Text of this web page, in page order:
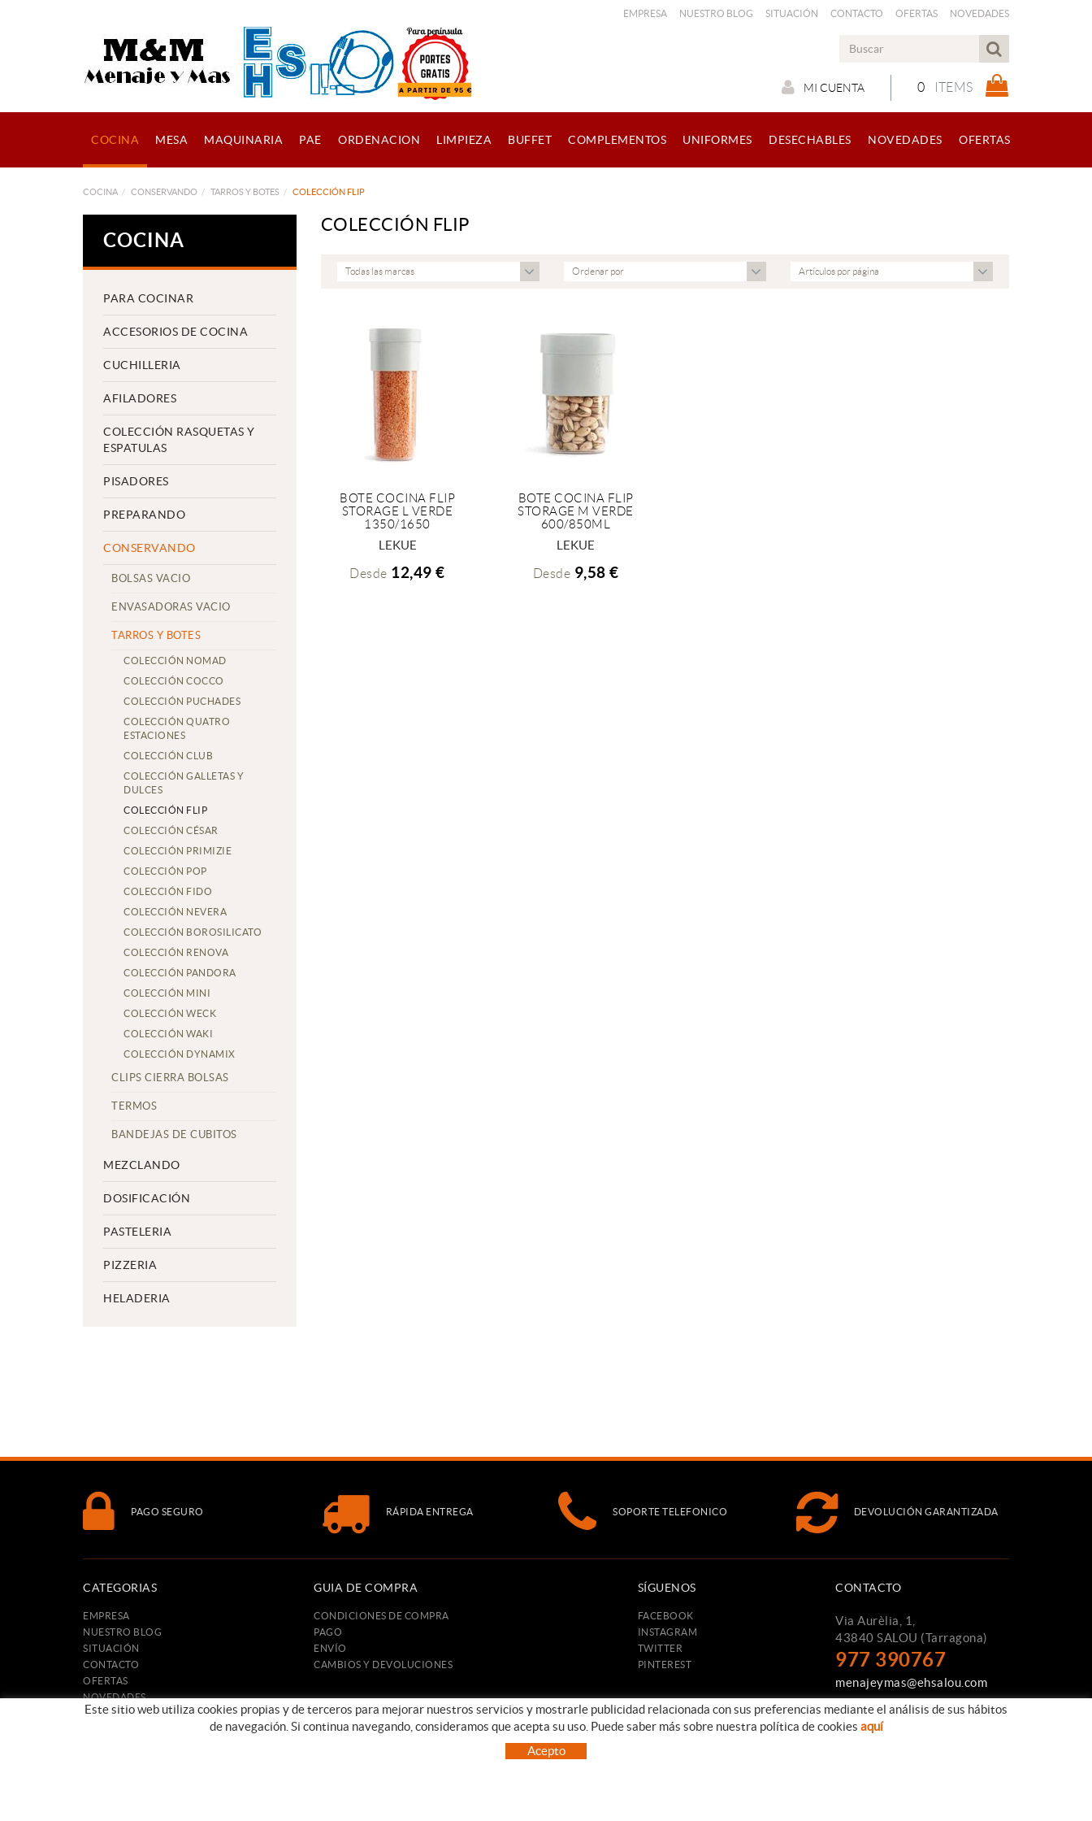
EMPRESA NUESTRO BLOG SITUACIÓN CONTACTO OFERTAS NOVEDADES
0 ITEMS
MI CUENTA
COCINA MESA MAQUINARIA PAE ORDENACION LIMPIEZA BUFFET COMPLEMENTOS UNIFORMES DESECHABLES NOVEDADES OFERTAS
COCINA CONSERVANDO TARROS Y BOTES COLECCIÓN FLIP
COCINA
PARA COCINAR
ACCESORIOS DE COCINA
CUCHILLERIA
AFILADORES
COLECCIÓN RASQUETAS Y
ESPATULAS
PISADORES
PREPARANDO
CONSERVANDO
BOLSAS VACIO
ENVASADORAS VACIO
TARROS Y BOTES
COLECCIÓN NOMAD
COLECCIÓN COCCO
COLECCIÓN PUCHADES
COLECCIÓN QUATRO
ESTACIONES
COLECCIÓN CLUB
COLECCIÓN GALLETAS Y
DULCES
COLECCIÓN FLIP
COLECCIÓN CÉSAR
COLECCIÓN PRIMIZIE
COLECCIÓN POP
COLECCIÓN FIDO
COLECCIÓN NEVERA
COLECCIÓN BOROSILICATO
COLECCIÓN RENOVA
COLECCIÓN PANDORA
COLECCIÓN MINI
COLECCIÓN WECK
COLECCIÓN WAKI
COLECCIÓN DYNAMIX
CLIPS CIERRA BOLSAS
TERMOS
BANDEJAS DE CUBITOS
MEZCLANDO
DOSIFICACIÓN
PASTELERIA
PIZZERIA
HELADERIA
COLECCIÓN FLIP
Todas las marcas Ordenar por Artículos por página
+ INFO
BOTE COCINA FLIP
STORAGE L VERDE
1350/1650
LEKUE
Desde 12,49 €
+ INFO
BOTE COCINA FLIP
STORAGE M VERDE
600/850ML
LEKUE
Desde 9,58 €
PAGO SEGURO RÁPIDA ENTREGA SOPORTE TELEFONICO DEVOLUCIÓN GARANTIZADA
CATEGORIAS
EMPRESA
NUESTRO BLOG
SITUACIÓN
CONTACTO
OFERTAS
NOVEDADES
GUIA DE COMPRA
CONDICIONES DE COMPRA
PAGO
ENVÍO
CAMBIOS Y DEVOLUCIONES
SÍGUENOS
FACEBOOK
INSTAGRAM
TWITTER
PINTEREST
CONTACTO
Via Aurèlia, 1,
43840 SALOU (Tarragona)
977 390767
menajeymas@ehsalou.com
AVISO LEGAL CONDICIONES DE USO
Este sitio web utiliza cookies propias y de terceros para mejorar nuestros servicios y mostrarle publicidad relacionada con sus preferencias mediante el análisis de sus hábitos
de navegación. Si continua navegando, consideramos que acepta su uso. Puede saber más sobre nuestra política de cookies aquí
Acepto